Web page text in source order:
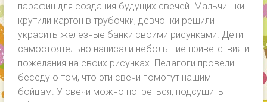
парафин для создания будущих свечей. Мальчишки
крутили картон в трубочки, девчонки решили
украсить железные банки своими рисунками. Дети
самостоятельно написали небольшие приветствия и
пожелания на своих рисунках. Педагоги провели
беседу о том, что эти свечи помогут нашим
бойцам. У свечи можно погреться, подсушить